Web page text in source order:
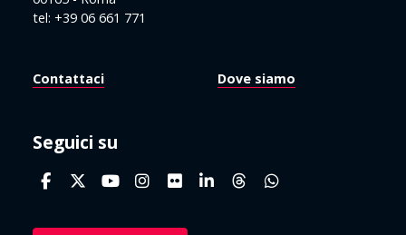
tel: +39 06 661 771
Contattaci Dove siamo
Seguici su